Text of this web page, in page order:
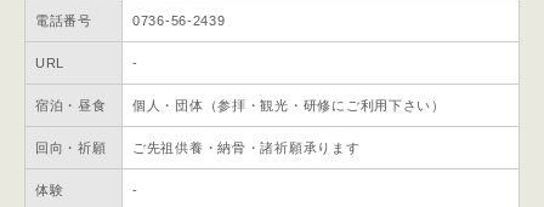
電話番号 0736-56-2439
URL -
宿泊・昼食 個人・団体（参拝・観光・研修にご利用下さい）
回向・祈願 ご先祖供養・納骨・諸祈願承ります
体験 -